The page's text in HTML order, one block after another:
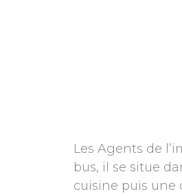
Les Agents de
bus, il se situe
cuisine puis une